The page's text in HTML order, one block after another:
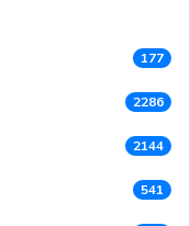
177
2286
2144
541